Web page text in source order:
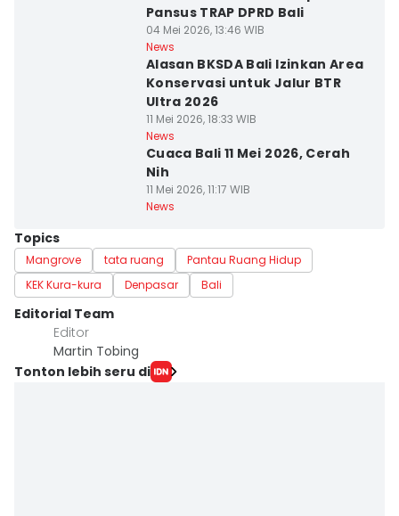
Pansus TRAP DPRD Bali
04 Mei 2026, 13:46 WIB
News
Alasan BKSDA Bali Izinkan Area
Konservasi untuk Jalur BTR
Ultra 2026
11 Mei 2026, 18:33 WIB
News
Cuaca Bali 11 Mei 2026, Cerah
Nih
11 Mei 2026, 11:17 WIB
News
Topics
Mangrove tata ruang
Pantau Ruang Hidup
KEK Kura-kura
Denpasar Bali
Editorial Team
Editor
Martin Tobing
Tonton lebih seru di